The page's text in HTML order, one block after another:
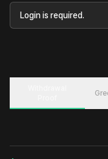
Login is required.